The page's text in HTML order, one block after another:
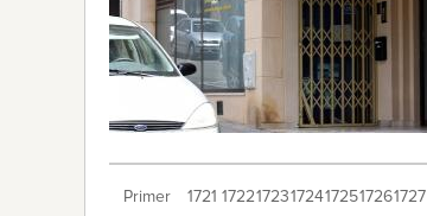
Primer 1721 172217231724172517261727